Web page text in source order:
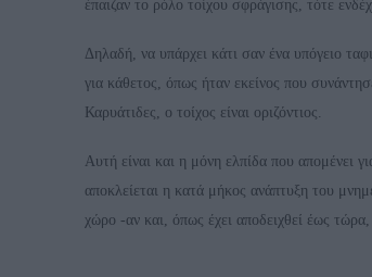
έπαιζαν το ρόλο τοίχου σφράγισης, τότε
Δηλαδή, να υπάρχει κάτι σαν ένα υπόγειο
για κάθετος, όπως ήταν εκείνος που
Καρυάτιδες, ο τοίχος είναι οριζόντιος.
Αυτή είναι και η μόνη ελπίδα που απομένει
αποκλείεται η κατά μήκος ανάπτυξη του
χώρο -αν και, όπως έχει αποδειχθεί έως